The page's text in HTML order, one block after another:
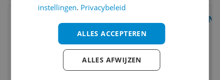
Bekijk product
instellingen. Privacybeleid
ALLES ACCEPTEREN
ALLES AFWIJZEN